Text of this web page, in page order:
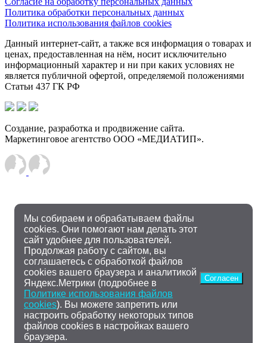
Политика обработки персональных данных
Политика использования файлов cookies
Данный интернет-сайт, а также вся информация о товарах и
ценах, предоставленная на нём, носит исключительно
информационный характер и ни при каких условиях не
является публичной офертой, определяемой положениями
Статьи 437 ГК РФ
Создание, разработка и продвижение сайта.
Маркетинговое агентство ООО «МЕДИАТИП».
Мы собираем и обрабатываем файлы
cookies. Они помогают нам делать этот
сайт удобнее для пользователей.
Продолжая работу с сайтом, вы
соглашаетесь с обработкой файлов
cookies вашего браузера и аналитикой
Яндекс.Метрики (подробнее в
Политике использования файлов
cookies). Вы можете запретить или
настроить обработку некоторых типов
файлов cookies в настройках вашего
браузера.
Согласен